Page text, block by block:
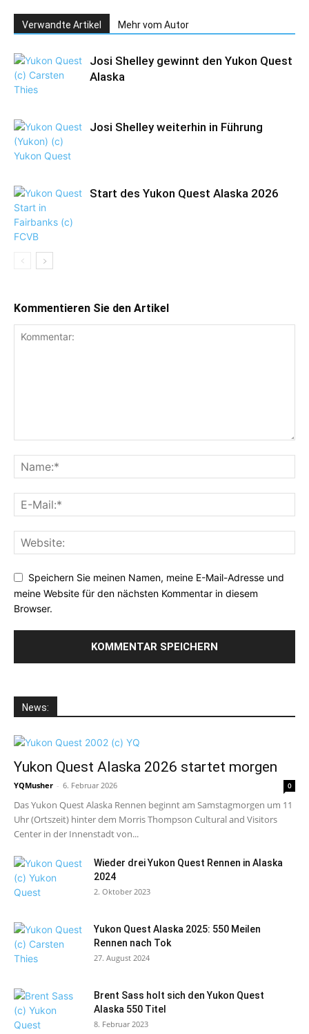
Verwandte Artikel Mehr vom Autor
Josi Shelley gewinnt den Yukon Quest
Alaska
Josi Shelley weiterhin in Führung
Start des Yukon Quest Alaska 2026
Kommentieren Sie den Artikel
Speichern Sie meinen Namen, meine E-Mail-Adresse und
meine Website für den nächsten Kommentar in diesem
Browser.
News:
Yukon Quest Alaska 2026 startet morgen
YQMusher - 6. Februar 2026 0
Das Yukon Quest Alaska Rennen beginnt am Samstagmorgen um 11
Uhr (Ortszeit) hinter dem Morris Thompson Cultural and Visitors
Center in der Innenstadt von...
Wieder drei Yukon Quest Rennen in Alaska
2024
2. Oktober 2023
Yukon Quest Alaska 2025: 550 Meilen
Rennen nach Tok
27. August 2024
Brent Sass holt sich den Yukon Quest
Alaska 550 Titel
8. Februar 2023